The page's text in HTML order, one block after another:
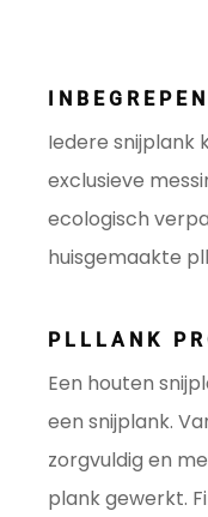
INBEGREPEN
Iedere
exclusieve
ecologisch
huisgemaakte
PLLLANK
Een houten
een snijplank.
zorgvuldig en
plank gewerkt.